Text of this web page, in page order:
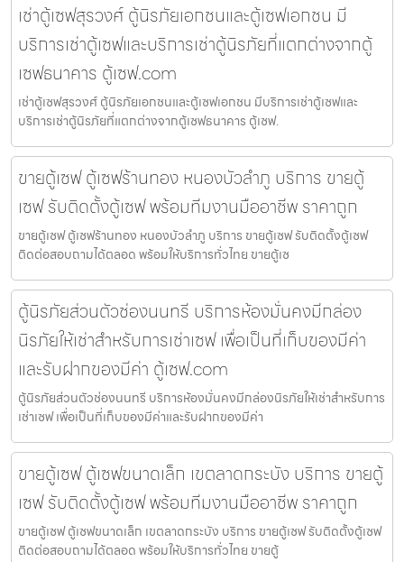
เช่าตู้เซฟสุรวงศ์ ตู้นิรภัยเอกชนและตู้เซฟเอกชน มี
บริการเช่าตู้เซฟและบริการเช่าตู้นิรภัยที่แตกต่างจากตู้
เซฟธนาคาร ตู้เซฟ.com
เช่าตู้เซฟสุรวงศ์ ตู้นิรภัยเอกชนและตู้เซฟเอกชน มีบริการเช่าตู้เซฟและ
บริการเช่าตู้นิรภัยที่แตกต่างจากตู้เซฟธนาคาร ตู้เซฟ.
ขายตู้เซฟ ตู้เซฟร้านทอง หนองบัวลำภู บริการ ขายตู้
เซฟ รับติดตั้งตู้เซฟ พร้อมทีมงานมืออาชีพ ราคาถูก
ขายตู้เซฟ ตู้เซฟร้านทอง หนองบัวลำภู บริการ ขายตู้เซฟ รับติดตั้งตู้เซฟ
ติดต่อสอบถามได้ตลอด พร้อมให้บริการทั่วไทย ขายตู้เซ
ตู้นิรภัยส่วนตัวช่องนนทรี บริการห้องมั่นคงมีกล่อง
นิรภัยให้เช่าสำหรับการเช่าเซฟ เพื่อเป็นที่เก็บของมีค่า
และรับฝากของมีค่า ตู้เซฟ.com
ตู้นิรภัยส่วนตัวช่องนนทรี บริการห้องมั่นคงมีกล่องนิรภัยให้เช่าสำหรับการ
เช่าเซฟ เพื่อเป็นที่เก็บของมีค่าและรับฝากของมีค่า
ขายตู้เซฟ ตู้เซฟขนาดเล็ก เขตลาดกระบัง บริการ ขายตู้
เซฟ รับติดตั้งตู้เซฟ พร้อมทีมงานมืออาชีพ ราคาถูก
ขายตู้เซฟ ตู้เซฟขนาดเล็ก เขตลาดกระบัง บริการ ขายตู้เซฟ รับติดตั้งตู้เซฟ
ติดต่อสอบถามได้ตลอด พร้อมให้บริการทั่วไทย ขายตู้